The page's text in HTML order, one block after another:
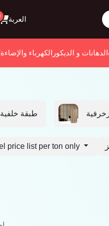
العربة
الدهانات و الديكور الكهرباء والإضاءة
طبقة خلفية
price list per ton only